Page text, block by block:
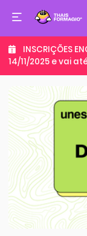
INSCRIÇÕES
14/11/2025 e vai